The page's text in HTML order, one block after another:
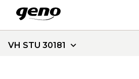
VH STU 30181